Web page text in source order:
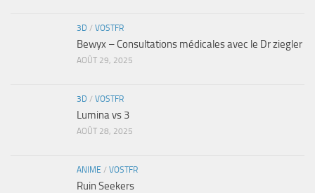
3D / VOSTFR
Bewyx – Consultations médicales avec le Dr ziegler
AOÛT 29, 2025
3D / VOSTFR
Lumina vs 3
AOÛT 28, 2025
ANIME / VOSTFR
Ruin Seekers